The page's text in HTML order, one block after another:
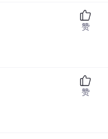
赞
赞